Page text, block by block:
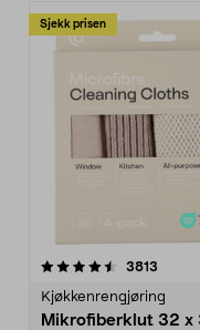
Sjekk prisen
3813
Kjøkkenrengjøring
Mikrofiberklut 32 x
4.5av 5 stjerner